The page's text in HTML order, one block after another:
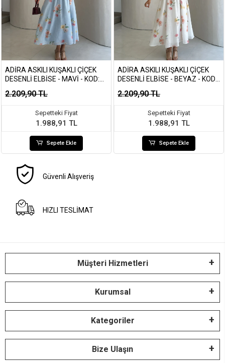
ADIRA ASKILI KUŞAKLI ÇIÇEK
DESENLI ELBISE - MAVI - KOD:
2.209,90 TL
Sepetteki Fiyat
1.988,91 TL
Sepete Ekle
ADIRA ASKILI KUŞAKLI ÇIÇEK
DESENLI ELBISE - BEYAZ - KOD:
2.209,90 TL
Sepetteki Fiyat
1.988,91 TL
Sepete Ekle
Güvenli Alışveriş
HIZLI TESLİMAT
Müşteri Hizmetleri
Kurumsal
Kategoriler
Bize Ulaşın